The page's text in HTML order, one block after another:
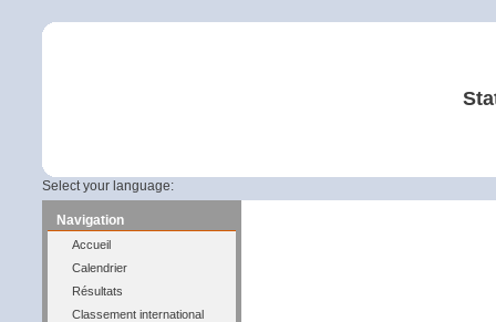
Select your language:
Navigation
Accueil
Calendrier
Résultats
Classement international